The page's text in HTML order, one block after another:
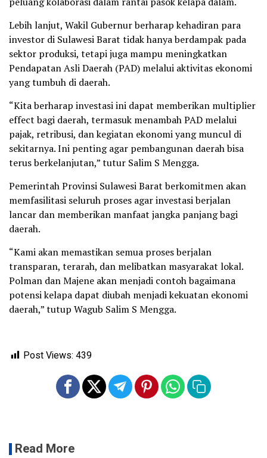
Lebih lanjut, Wakil Gubernur berharap kehadiran para
investor di Sulawesi Barat tidak hanya berdampak pada
sektor produksi, tetapi juga mampu meningkatkan
Pendapatan Asli Daerah (PAD) melalui aktivitas ekonomi
yang tumbuh di daerah.
“Kita berharap investasi ini dapat memberikan multiplier
effect bagi daerah, termasuk menambah PAD melalui
pajak, retribusi, dan kegiatan ekonomi yang muncul di
sekitarnya. Ini penting agar pembangunan daerah bisa
terus berkelanjutan,” tutur Salim S Mengga.
Pemerintah Provinsi Sulawesi Barat berkomitmen akan
memfasilitasi seluruh proses agar investasi berjalan
lancar dan memberikan manfaat jangka panjang bagi
daerah.
“Kami akan memastikan semua proses berjalan
transparan, terarah, dan melibatkan masyarakat lokal.
Polman dan Majene akan menjadi contoh bagaimana
potensi kelapa dapat diubah menjadi kekuatan ekonomi
daerah,” tutup Wagub Salim S Mengga.
Post Views: 439
Read More